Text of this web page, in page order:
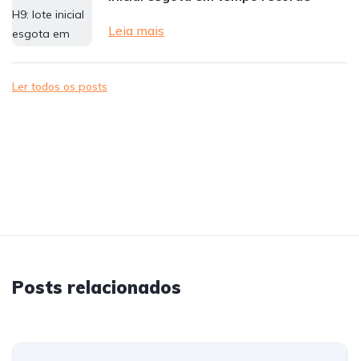
Leia mais
Ler todos os posts
Posts relacionados